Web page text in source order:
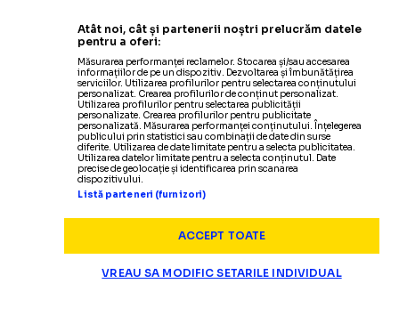
Atât noi, cât și partenerii noștri prelucrăm datele
pentru a oferi:
Măsurarea performanței reclamelor. Stocarea și/sau accesarea
informațiilor de pe un dispozitiv. Dezvoltarea și îmbunătățirea
serviciilor. Utilizarea profilurilor pentru selectarea conținutului
personalizat. Crearea profilurilor de conținut personalizat.
Utilizarea profilurilor pentru selectarea publicității
personalizate. Crearea profilurilor pentru publicitate
personalizată. Măsurarea performanței conținutului. Înțelegerea
publicului prin statistici sau combinații de date din surse
diferite. Utilizarea de date limitate pentru a selecta publicitatea.
Utilizarea datelor limitate pentru a selecta conținutul. Date
precise de geolocație și identificarea prin scanarea
dispozitivului.
Listă parteneri (furnizori)
ACCEPT TOATE
VREAU SA MODIFIC SETARILE INDIVIDUAL